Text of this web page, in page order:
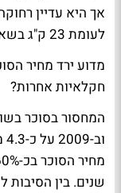
לעומת 23 ק"ג בשאר העולם).
חקלאיות אחרות?
שנים. בין